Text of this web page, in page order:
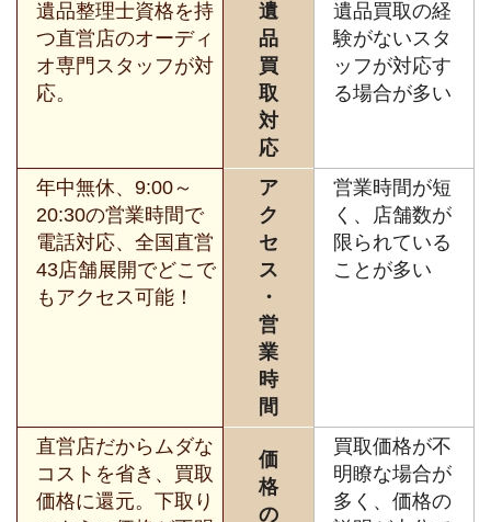
遺品整理士資格を持
つ直営店のオーディ
オ専門スタッフが対
応。
遺
品
買
取
対
応
遺品買取の経
験がないスタ
ッフが対応す
る場合が多い
年中無休、9:00～
20:30の営業時間で
電話対応、全国直営
43店舗展開でどこで
もアクセス可能！
ア
ク
セ
ス
・
営
業
時
間
営業時間が短
く、店舗数が
限られている
ことが多い
直営店だからムダな
コストを省き、買取
価格に還元。下取り
価
格
の
買取価格が不
明瞭な場合が
多く、価格の